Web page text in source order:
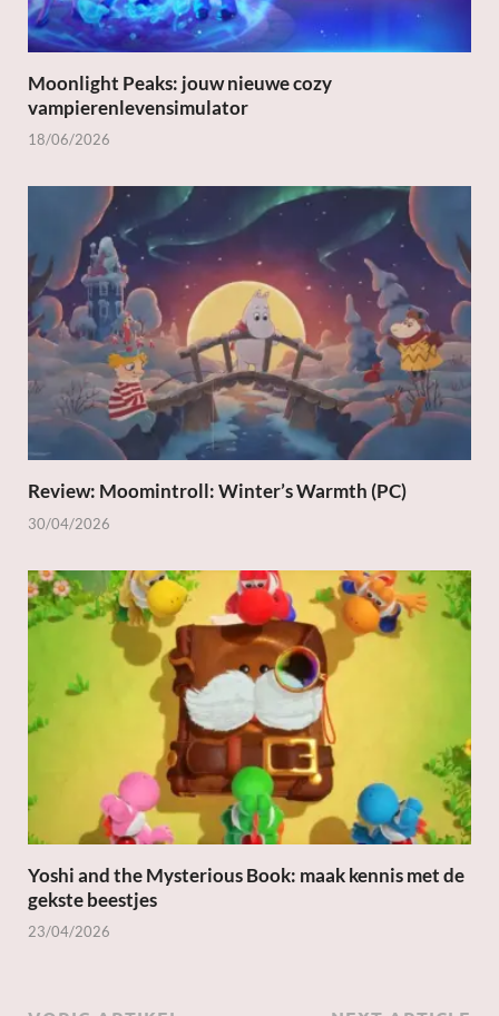
Moonlight Peaks: jouw nieuwe cozy
vampierenlevensimulator
18/06/2026
Review: Moomintroll: Winter’s Warmth (PC)
30/04/2026
Yoshi and the Mysterious Book: maak kennis met de
gekste beestjes
23/04/2026